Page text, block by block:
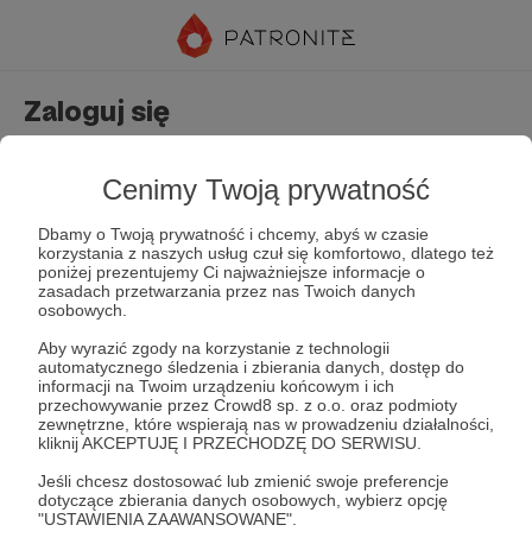
Cenimy Twoją prywatność
Dbamy o Twoją prywatność i chcemy, abyś w czasie
korzystania z naszych usług czuł się komfortowo, dlatego też
poniżej prezentujemy Ci najważniejsze informacje o
zasadach przetwarzania przez nas Twoich danych
osobowych.
Aby wyrazić zgody na korzystanie z technologii
automatycznego śledzenia i zbierania danych, dostęp do
informacji na Twoim urządzeniu końcowym i ich
przechowywanie przez Crowd8 sp. z o.o. oraz podmioty
zewnętrzne, które wspierają nas w prowadzeniu działalności,
kliknij AKCEPTUJĘ I PRZECHODZĘ DO SERWISU.
Jeśli chcesz dostosować lub zmienić swoje preferencje
dotyczące zbierania danych osobowych, wybierz opcję
"USTAWIENIA ZAAWANSOWANE".
Zaloguj się
Zapamiętaj mnie Zapomniałeś hasła?
Zaloguj
lub